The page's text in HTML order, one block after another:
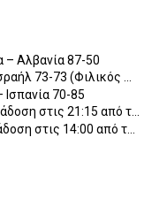
– Αλβανία 87-50
73-73 (Φιλικός ...
70-85
στις 21:15 από τ...
στις 14:00 από τ...